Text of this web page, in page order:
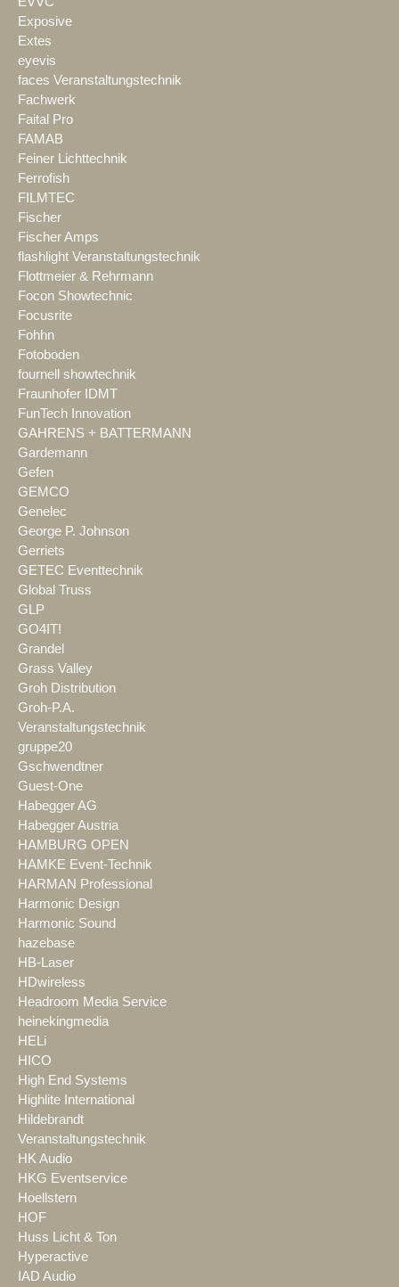
Exposive
Extes
eyevis
faces Veranstaltungstechnik
Fachwerk
Faital Pro
FAMAB
Feiner Lichttechnik
Ferrofish
FILMTEC
Fischer
Fischer Amps
flashlight Veranstaltungstechnik
Flottmeier & Rehrmann
Focon Showtechnic
Focusrite
Fohhn
Fotoboden
fournell showtechnik
Fraunhofer IDMT
FunTech Innovation
GAHRENS + BATTERMANN
Gardemann
Gefen
GEMCO
Genelec
George P. Johnson
Gerriets
GETEC Eventtechnik
Global Truss
GLP
GO4IT!
Grandel
Grass Valley
Groh Distribution
Groh-P.A.
Veranstaltungstechnik
gruppe20
Gschwendtner
Guest-One
Habegger AG
Habegger Austria
HAMBURG OPEN
HAMKE Event-Technik
HARMAN Professional
Harmonic Design
Harmonic Sound
hazebase
HB-Laser
HDwireless
Headroom Media Service
heinekingmedia
HELi
HICO
High End Systems
Highlite International
Hildebrandt
Veranstaltungstechnik
HK Audio
HKG Eventservice
Hoellstern
HOF
Huss Licht & Ton
Hyperactive
IAD Audio